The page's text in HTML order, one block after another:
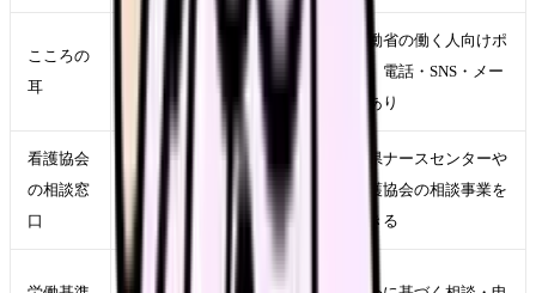
こころの
耳
まず話を聞いてほし
い・どこに相談すべき
か分からない
厚生労働省の働く人向けポ
ータル。電話・SNS・メー
ル相談あり
看護協会
の相談窓
口
看護職の働き方に詳し
都道府県ナースセンターや
日本看護協会の相談事業を
利用できる
ハラスメント・違法残